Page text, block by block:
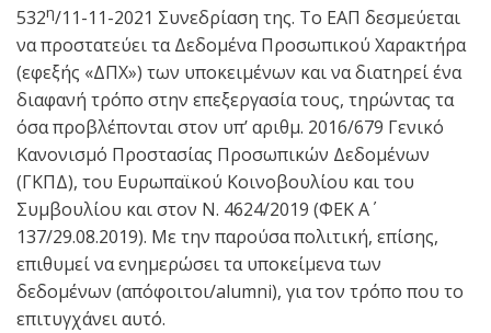
532η/11-11-2021 Συνεδρίαση της. Το ΕΑΠ δεσμεύεται
να προστατεύει τα Δεδομένα Προσωπικού Χαρακτήρα
(εφεξής «ΔΠΧ») των υποκειμένων και να διατηρεί ένα
διαφανή τρόπο στην επεξεργασία τους, τηρώντας τα
όσα προβλέπονται στον υπ’ αριθμ. 2016/679 Γενικό
Κανονισμό Προστασίας Προσωπικών Δεδομένων
(ΓΚΠΔ), του Ευρωπαϊκού Κοινοβουλίου και του
Συμβουλίου και στον Ν. 4624/2019 (ΦΕΚ Α΄
137/29.08.2019). Με την παρούσα πολιτική, επίσης,
επιθυμεί να ενημερώσει τα υποκείμενα των
δεδομένων (απόφοιτοι/alumni), για τον τρόπο που το
επιτυγχάνει αυτό.